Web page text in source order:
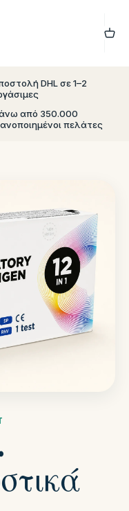
DHL σε 1–2
από 350.000
πελάτες